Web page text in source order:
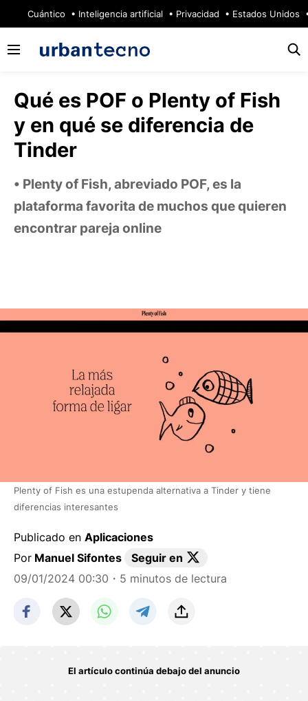
Cuántico Inteligencia artificial Privacidad Estados Unidos
Qué es POF o Plenty of Fish
y en qué se diferencia de
Tinder
Plenty of Fish, abreviado POF, es la
plataforma favorita de muchos que quieren
encontrar pareja online
Plenty of Fish es una estupenda alternativa a Tinder y tiene
diferencias interesantes
Publicado en Aplicaciones
Por Manuel Sifontes
Seguir en
09/01/2024 00:30 ・5 minutos de lectura